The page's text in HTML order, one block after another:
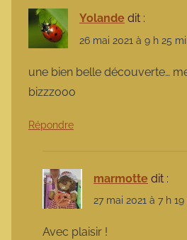
Yolande dit :
26 mai 2021 à 9 h 25
une bien belle découverte…
bizzzooo
Répondre
marmotte dit :
27 mai 2021 à 7 h
Avec plaisir !